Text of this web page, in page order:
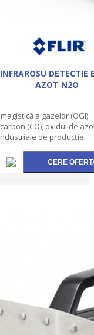
AZOT N2O
a gazelor (OGI)
(CO), oxidul de
de producție.